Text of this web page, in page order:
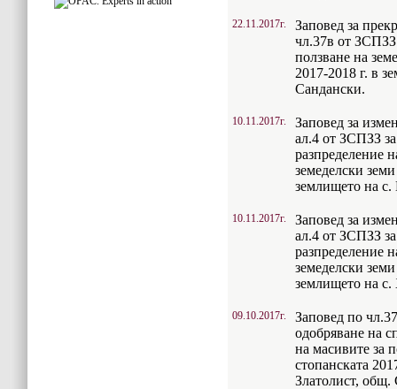
22.11.2017г.
Заповед за
чл.37в от ЗСПЗЗ
ползване на
2017-2018 г. в
Сандански.
10.11.2017г.
Заповед за
ал.4 от ЗСПЗЗ
разпределение
земеделски
землището на
10.11.2017г.
Заповед за
ал.4 от ЗСПЗЗ
разпределение
земеделски
землището на
09.10.2017г.
Заповед по
одобряване на
на масивите за
стопанската
Златолист, общ.